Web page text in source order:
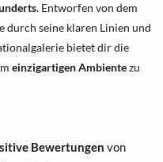
. Entworfen von dem
durch seine klaren Linien und
bietet dir die
einzigartigen Ambientezu
Bewertungen von